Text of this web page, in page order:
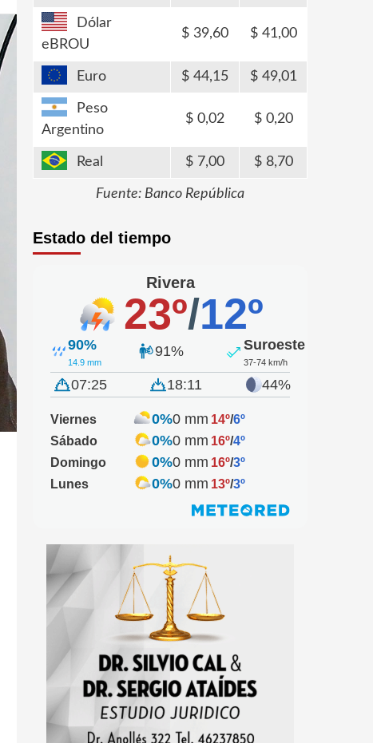
Dólar
eBROU
39,60 41,00
Euro 44,15 49,01
Peso
Argentino
0,02 0,20
Real 7,00 8,70
Fuente: Banco República
Estado del tiempo
Rivera
23º/12º
90%
14.9 mm
91% Suroeste
37-74 km/h
07:25 18:11 44%
Viernes 0%0 mm 14º/6º
Sábado
0%0 mm 16º/4º
Domingo
0%0 mm 16º/3º
Lunes
0%0 mm 13º/3º